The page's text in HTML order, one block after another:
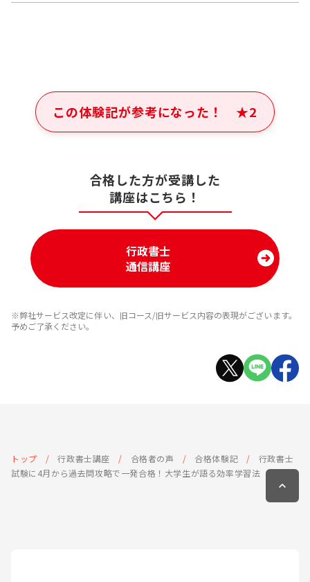
この体験記が参考になった！ ★2
合格した方が受講した
講座はこちら！
行政書士
通信講座
※弊社サービス改定に伴い、旧コース/旧サービス内容の表現がございます。
予めご了承ください。
トップ 行政書士講座 合格者の声 合格体験記
行政書士
試験に4月から過去問攻略で一発合格！大学生が語る効率学習法